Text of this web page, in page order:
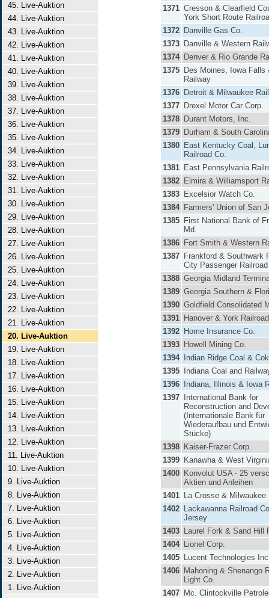
45. Live-Auktion
44. Live-Auktion
43. Live-Auktion
42. Live-Auktion
41. Live-Auktion
40. Live-Auktion
39. Live-Auktion
38. Live-Auktion
37. Live-Auktion
36. Live-Auktion
35. Live-Auktion
34. Live-Auktion
33. Live-Auktion
32. Live-Auktion
31. Live-Auktion
30. Live-Auktion
29. Live-Auktion
28. Live-Auktion
27. Live-Auktion
26. Live-Auktion
25. Live-Auktion
24. Live-Auktion
23. Live-Auktion
22. Live-Auktion
21. Live-Auktion
20. Live-Auktion
19. Live-Auktion
18. Live-Auktion
17. Live-Auktion
16. Live-Auktion
15. Live-Auktion
14. Live-Auktion
13. Live-Auktion
12. Live-Auktion
11. Live-Auktion
10. Live-Auktion
9. Live-Auktion
8. Live-Auktion
7. Live-Auktion
6. Live-Auktion
5. Live-Auktion
4. Live-Auktion
3. Live-Auktion
2. Live-Auktion
1. Live-Auktion
1371 Cresson & Clearfield
York Short Route
1372 Danville Gas Co.
1373 Danville & Western
1374 Denver & Rio Grande
1375 Des Moines, Iowa Falls
Railway
1376 Detroit & Milwaukee
1377 Drexel Motor Car Corp.
1378 Durant Motors, Inc.
1379 Durham & South
1380 East Kentucky Coal,
Railroad Co.
1381 East Pennsylvania
1382 Elmira & Williamsport
1383 Excelsior Watch Co.
1384 Farmers' Union of San
1385 First National Bank of
Md.
1386 Fort Smith & Western
1387 Frankford & Southwark
City Passenger Railroad
1388 Georgia Midland
1389 Georgia Southern &
1390 Goldfield Consolidated
1391 Hanover & York Railroad
1392 Home Insurance Co.
1393 Howell Mining Co.
1394
Indian Ridge Coal &
1395
Indiana Coal and
1396
Indiana, Illinois & Iowa
1397
International Bank for
Reconstruction and
(Internationale Bank für
Wiederaufbau und
Stücke)
1398 Kaiser-Frazer Corp.
1399 Kanawha & West
1400 Konvolut USA - 25
Aktien und Anleihen
1401 La Crosse & Milwaukee
1402 Lackawanna Railroad
Jersey
1403 Laurel Fork & Sand Hill
1404 Lionel Corp.
1405 Lucent Technologies
1406 Mahoning & Shenango
Light Co.
1407 Mc. Clintockville